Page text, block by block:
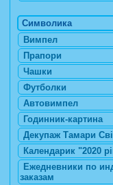
Символика
Вимпел
Прапори
Чашки
Футболки
Автовимпел
Годинник-картина
Декупаж Тамари
Календарик "2020
Ежедневники по
заказам